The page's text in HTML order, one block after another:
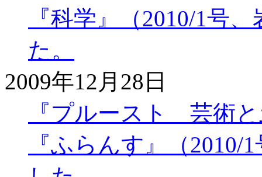
『科学』（2010/1号
た。
2009年12月28日
『プルースト 芸術
『ふらんす』（2010/